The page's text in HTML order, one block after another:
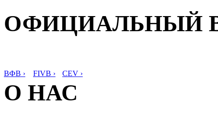
ОФИЦИАЛЬНЫЙ
ВФВ › FIVB › CEV ›
О НАС